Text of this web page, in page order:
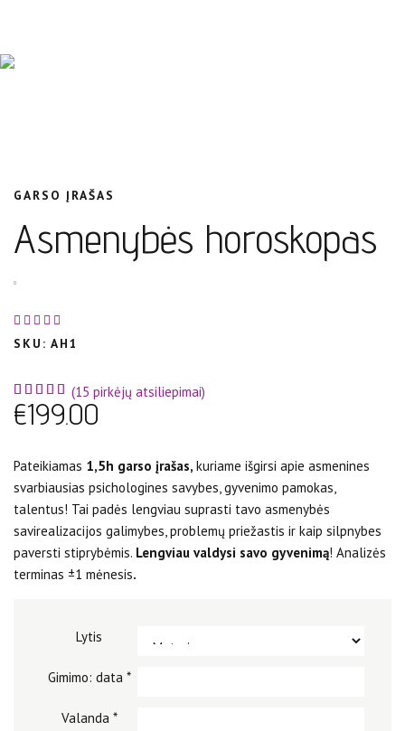
GARSO ĮRAŠAS
Asmenybės horoskopas
5
SKU: AH1
out of
5(15 pirkėjų atsiliepimai)
€199.00
Pateikiamas 1,5h garso įrašas, kuriame išgirsi apie asmenines
svarbiausias psichologines savybes, gyvenimo pamokas,
talentus! Tai padės lengviau suprasti tavo asmenybės
savirealizacijos galimybes, problemų priežastis ir kaip silpnybes
paversti stiprybėmis. Lengviau valdysi savo gyvenimą! Analizės
terminas ±1 mėnesis.
Lytis
Gimimo: data*
Valanda*